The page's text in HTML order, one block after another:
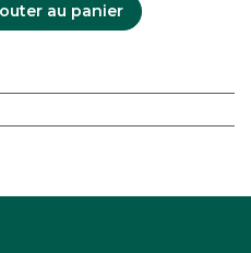
au panier